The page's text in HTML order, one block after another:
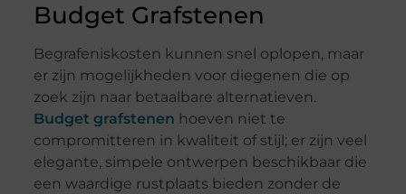
Budget Grafstenen
Begrafeniskosten kunnen snel oplopen, maar
er zijn mogelijkheden voor diegenen die op
zoek zijn naar betaalbare alternatieven.
Budget grafstenen hoeven niet te
compromitteren in kwaliteit of stijl; er zijn veel
elegante, simpele ontwerpen beschikbaar die
een waardige rustplaats bieden zonder de